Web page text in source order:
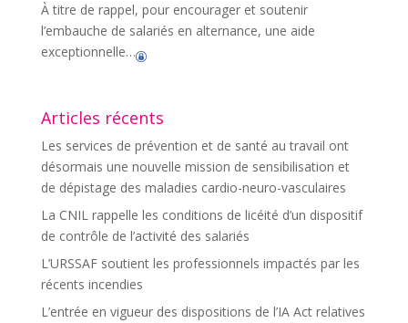
À titre de rappel, pour encourager et soutenir
l’embauche de salariés en alternance, une aide
exceptionnelle…
Articles récents
Les services de prévention et de santé au travail ont
désormais une nouvelle mission de sensibilisation et
de dépistage des maladies cardio-neuro-vasculaires
La CNIL rappelle les conditions de licéité d’un dispositif
de contrôle de l’activité des salariés
L’URSSAF soutient les professionnels impactés par les
récents incendies
L’entrée en vigueur des dispositions de l’IA Act relatives